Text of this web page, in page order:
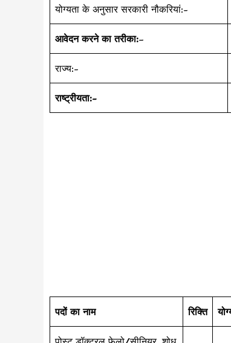
योग्यता के अनुसार सरकारी नौकरियां:-
आवेदन करने का तरीका:–
राज्य:-
राष्ट्रीयता:-
पदों का नाम रिक्ति